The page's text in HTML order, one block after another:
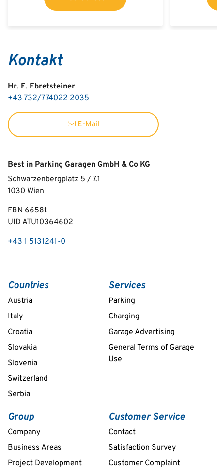
Kontakt
Hr. E. Ebretsteiner
+43 732/774022 2035
E-Mail
Best in Parking Garagen GmbH & Co KG
Schwarzenbergplatz 5 / 7.1
1030 Wien
FBN 6658t
UID ATU10364602
+43 1 5131241-0
Countries
Austria
Italy
Croatia
Slovakia
Slovenia
Switzerland
Serbia
Services
Parking
Charging
Garage Advertising
General Terms of Garage
Use
Group
Company
Business Areas
Project Development
Customer Service
Contact
Satisfaction Survey
Customer Complaint